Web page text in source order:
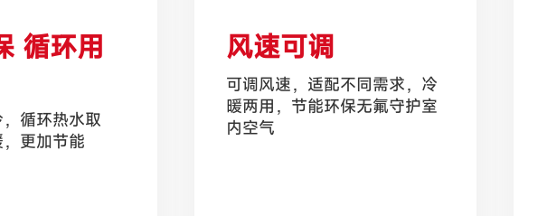
循环用
循环热水取
更加节能
风速可调
可调风速，适配不同需求，冷
暖两用，节能环保无氟守护室
内空气